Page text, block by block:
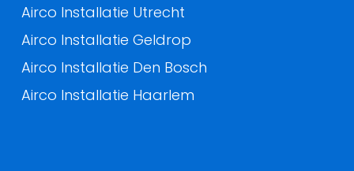
Airco Installatie Utrecht
Airco Installatie Geldrop
Airco Installatie Den Bosch
Airco Installatie Haarlem